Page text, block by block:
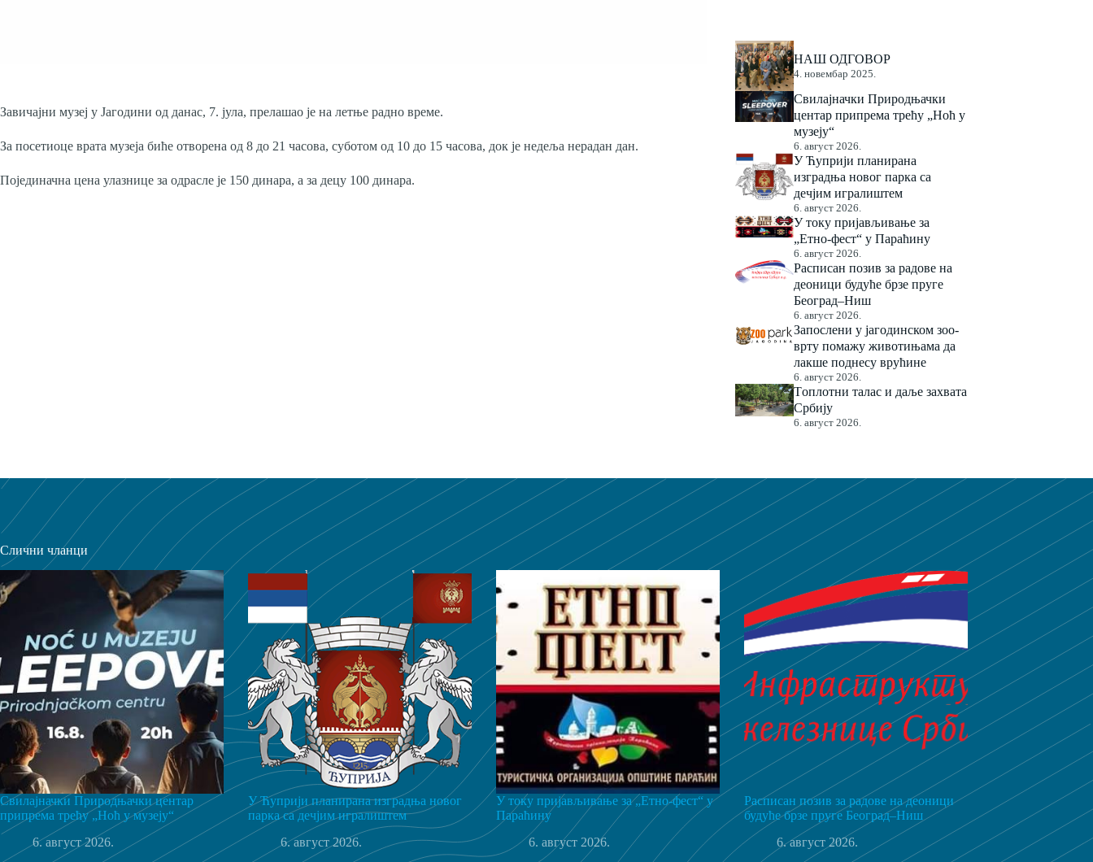
Завичајни музеј у Јагодини од данас, 7. јула, прелашао је на летње радно време.
За посетиоце врата музеја биће отворена од 8 до 21 часова, суботом од 10 до 15 часова, док је недеља нерадан дан.
Појединачна цена улазнице за одрасле је 150 динара, а за децу 100 динара.
НАШ ОДГОВОР
4. новембар 2025.
Свилајначки Природњачки
центар припрема трећу „Ноћ у
музеју“
6. август 2026.
У Ћуприји планирана
изградња новог парка са
дечјим игралиштем
6. август 2026.
У току пријављивање за
„Етно-фест“ у Параћину
6. август 2026.
Расписан позив за радове на
деоници будуће брзе пруге
Београд–Ниш
6. август 2026.
Запослени у јагодинском зоо-
врту помажу животињама да
лакше поднесу врућине
6. август 2026.
Tоплотни талас и даље захвата
Србију
6. август 2026.
Слични чланци
Свилајначки Природњачки центар
припрема трећу „Ноћ у музеју“
6. август 2026.
У Ћуприји планирана изградња новог
парка са дечјим игралиштем
6. август 2026.
У току пријављивање за „Етно-фест“ у
Параћину
6. август 2026.
Расписан позив за радове на деоници
будуће брзе пруге Београд–Ниш
6. август 2026.